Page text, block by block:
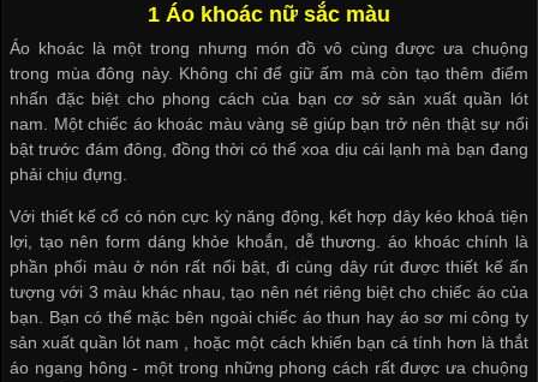
1 Áo khoác nữ sắc màu
Áo khoác là một trong nhưng món đồ vô cùng được ưa chuộng
trong mùa đông này. Không chỉ để giữ ấm mà còn tạo thêm điểm
nhấn đặc biệt cho phong cách của bạncơ sở sản xuất quần lót
nam . Một chiếc áo khoác màu vàng sẽ giúp bạn trở nên thật sự nổi
bật trước đám đông, đồng thời có thể xoa dịu cái lạnh mà bạn đang
phải chịu đựng.
Với thiết kế cổ có nón cực kỳ năng động, kết hợp dây kéo khoá tiện
lợi, tạo nên form dáng khỏe khoắn, dễ thương. áo khoác chính là
phần phối màu ở nón rất nổi bật, đi cùng dây rút được thiết kế ấn
tượng với 3 màu khác nhau, tạo nên nét riêng biệt cho chiếc áo của
bạn. Bạn có thể mặc bên ngoài chiếc áo thun hay áo sơ micông ty
sản xuất quần lót nam , hoặc một cách khiến bạn cá tính hơn là thắt
áo ngang hông - một trong những phong cách rất được ưa chuộng